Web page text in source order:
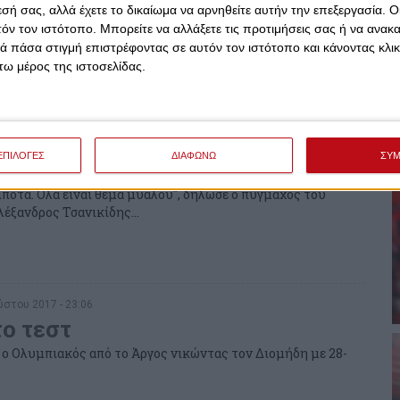
σας, αλλά έχετε το δικαίωμα να αρνηθείτε αυτήν την επεξεργασία.
τον ιστότοπο. Μπορείτε να αλλάξετε τις προτιμήσεις σας ή να
στιγμή επιστρέφοντας σε αυτόν τον ιστότοπο και κάνοντας
μέρος της ιστοσελίδας.
ΔΙΑΦΩΝΩ
ο Τσανικίδης... (video)
καλύτερο ο Αλέξανδρος Τσανικίδης να περάσει στους
πρωταθλήματος, αλλά δεν τα κατάφερε...
ότι θα γίνει... ματσάρα"
Όλα είναι θέμα μυαλού", δήλωσε ο πυγμάχος του
Τσανικίδης...
2017 - 23:06
τεστ
Ολυμπιακός από το Άργος νικώντας τον Διομήδη με 28-